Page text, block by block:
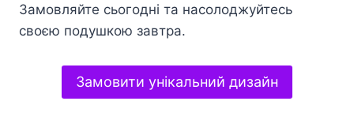
Замовляйте сьогодні та насолоджуйтесь
своєю подушкою завтра.
Замовити унікальний дизайн